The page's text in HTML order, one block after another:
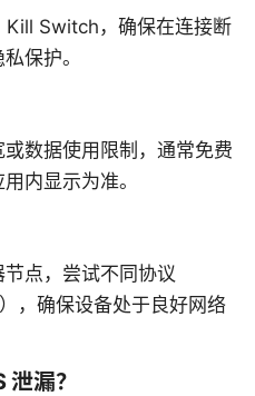
Switch，确保在连接断
保护。
数据使用限制，通常免费
内显示为准。
点，尝试不同协议
，确保设备处于良好网络
漏？